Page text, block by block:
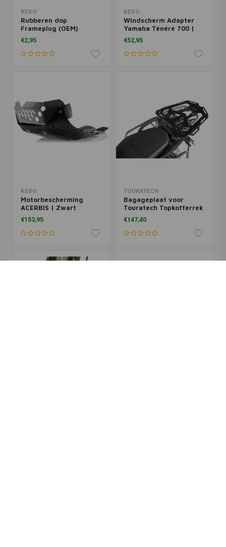
KEDO
Rubberen dop
Frameplug (OEM)
Yamaha Ténéré 700
€2,95
KEDO
Windscherm Adapter
Yamaha Ténéré 700 |
Zwart, Gepoedercoat
€52,95
KEDO
Motorbescherming
ACERBIS | Zwart
€153,95
TOURATECH
Bagageplaat voor
Touratech Topkofferrek
en BMW Adventure
Bagagerekken
€147,40